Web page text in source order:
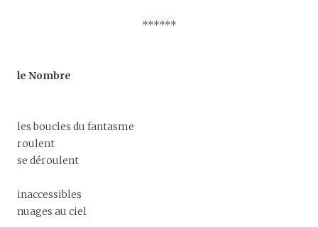
******
le Nombre
les boucles du fantasme
roulent
se déroulent
inaccessibles
nuages au ciel